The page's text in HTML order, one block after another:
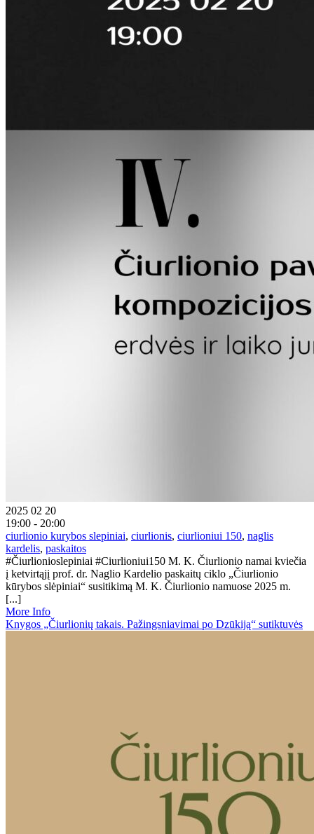
2025 02 20
19:00 - 20:00
ciurlionio kurybos slepiniai, ciurlionis, ciurlioniui 150, naglis
kardelis, paskaitos
#Čiurlionioslepiniai #Ciurlioniui150 M. K. Čiurlionio namai kviečia
į ketvirtąjį prof. dr. Naglio Kardelio paskaitų ciklo „Čiurlionio
kūrybos slėpiniai“ susitikimą M. K. Čiurlionio namuose 2025 m.
[...]
More Info
Knygos „Čiurlionių takais. Pažingsniavimai po Dzūkiją“ sutiktuvės